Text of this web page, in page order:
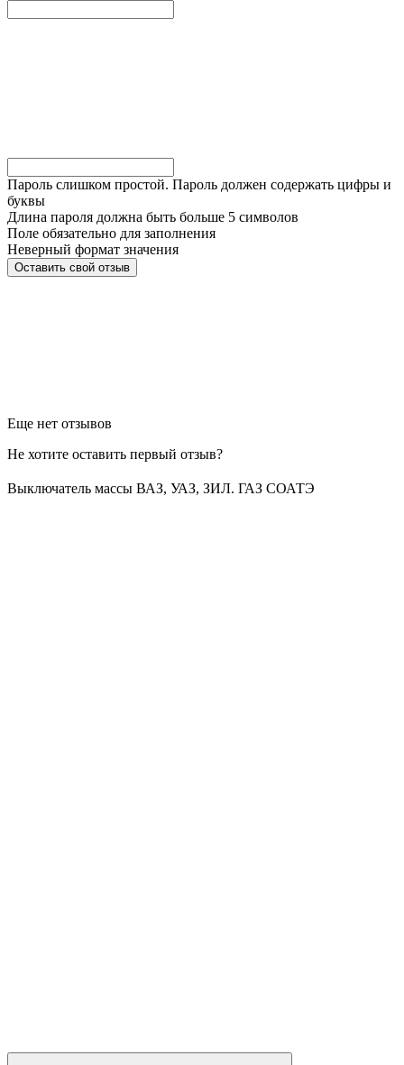
Пароль слишком простой. Пароль должен содержать цифры и
буквы
Длина пароля должна быть больше 5 символов
Поле обязательно для заполнения
Неверный формат значения
Еще нет отзывов
Не хотите оставить первый отзыв?
Выключатель массы ВАЗ, УАЗ, ЗИЛ. ГАЗ СОАТЭ